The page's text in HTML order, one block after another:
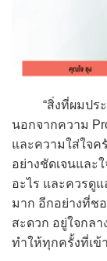
“สิ่งที่ผมประทั
นอกจากความ
และความใส่ใจ
อย่างชัดเจนและ
อะไร และควรดู
มาก อีกอย่างที่ช
สะดวก อยู่ใจกล
ทำให้ทุกครั้งที่เข้